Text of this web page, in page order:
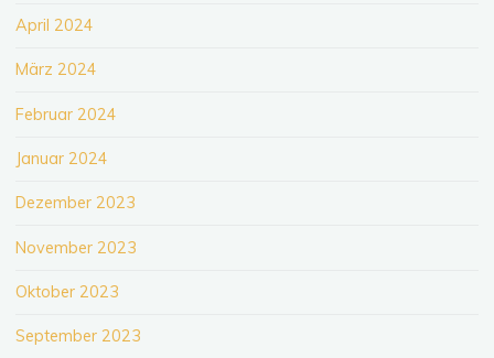
April 2024
März 2024
Februar 2024
Januar 2024
Dezember 2023
November 2023
Oktober 2023
September 2023